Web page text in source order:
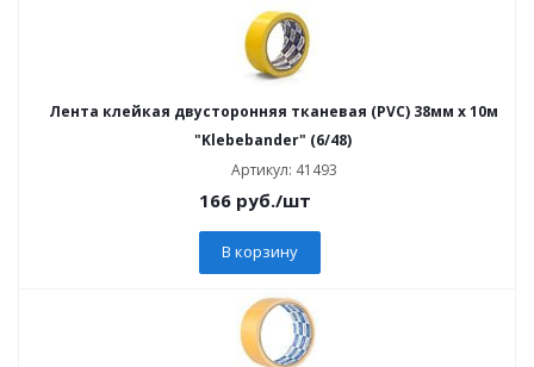
Лента клейкая двусторонняя тканевая (PVC) 38мм х 10м
"Klebebander" (6/48)
Артикул: 41493
166 руб./шт
В корзину